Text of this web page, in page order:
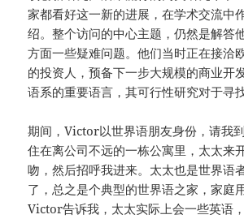
家都看好这一新的进展，在学术交流中
绍。整个访问的中心主题，仍然是解答
方面一些疑难问题。他们当时正在接洽
的投资人，预备下一步大规模的商业开
语系的重要语言，其可行性研究对于寻
期间，Victor以世界语朋友身份，请我
住在离公司不远的一栋公寓里，太太来
吻，然后招呼我进来。太太也是世界语
了，总之是个典型的世界语之家，家庭
Victor告诉我，太太实际上会一些英语